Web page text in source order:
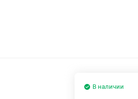
В наличии